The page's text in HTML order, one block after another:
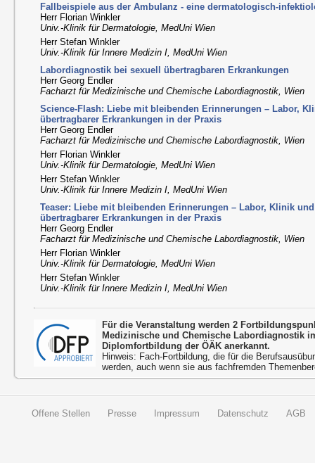
Fallbeispiele aus der Ambulanz - eine dermatologisch-
Herr Florian Winkler
Univ.-Klinik für Dermatologie, MedUni Wien
Herr Stefan Winkler
Univ.-Klinik für Innere Medizin I, MedUni Wien
Labordiagnostik bei sexuell übertragbaren Erkrankungen
Herr Georg Endler
Facharzt für Medizinische und Chemische Labordiagnostik, Wien
Science-Flash: Liebe mit bleibenden Erinnerungen – Labor,
übertragbarer Erkrankungen in der Praxis
Herr Georg Endler
Facharzt für Medizinische und Chemische Labordiagnostik, Wien
Herr Florian Winkler
Univ.-Klinik für Dermatologie, MedUni Wien
Herr Stefan Winkler
Univ.-Klinik für Innere Medizin I, MedUni Wien
Teaser: Liebe mit bleibenden Erinnerungen – Labor, Klinik
übertragbarer Erkrankungen in der Praxis
Herr Georg Endler
Facharzt für Medizinische und Chemische Labordiagnostik, Wien
Herr Florian Winkler
Univ.-Klinik für Dermatologie, MedUni Wien
Herr Stefan Winkler
Univ.-Klinik für Innere Medizin I, MedUni Wien
Für die Veranstaltung werden 2
Medizinische und Chemische Labordiagnostik
Diplomfortbildung der ÖÄK anerkannt.
Hinweis: Fach-Fortbildung, die für die
werden, auch wenn sie aus fachfremden
Offene Stellen Presse Impressum Datenschutz AGB